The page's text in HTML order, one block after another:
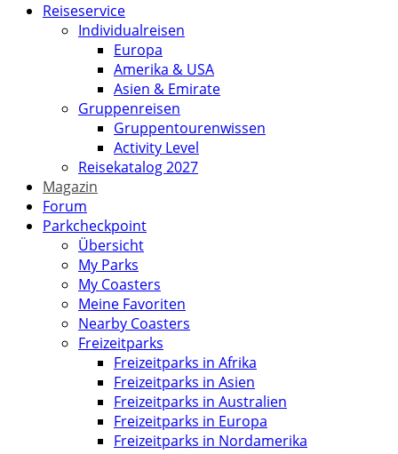
Reiseservice
Individualreisen
Europa
Amerika & USA
Asien & Emirate
Gruppenreisen
Gruppentourenwissen
Activity Level
Reisekatalog 2027
Magazin
Forum
Parkcheckpoint
Übersicht
My Parks
My Coasters
Meine Favoriten
Nearby Coasters
Freizeitparks
Freizeitparks in Afrika
Freizeitparks in Asien
Freizeitparks in Australien
Freizeitparks in Europa
Freizeitparks in Nordamerika